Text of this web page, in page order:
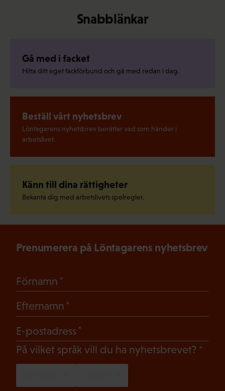
Snabblänkar
Gå med i facket
Hitta ditt eget fackförbund och gå med redan i dag.
Beställ vårt nyhetsbrev
Löntagarens nyhetsbrev berättar vad som händer i
arbetslivet.
Känn till dina rättigheter
Bekanta dig med arbetslivets spelregler.
Prenumerera på Löntagarens nyhetsbrev
Förnamn
Efternamn
E-postadress
På vilket språk vill du ha nyhetsbrevet?